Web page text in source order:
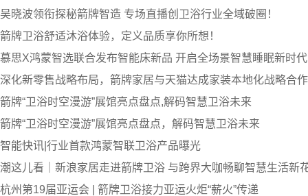
吴晓波领衔探秘箭牌智造 专场直播创卫浴行业全域破圈！
箭牌卫浴舒适沐浴体验，定义品质享你所想！
慕思X鸿蒙智选联合发布智能床新品 开启全场景智慧睡眠新时代
深化新零售战略布局，箭牌家居与天猫达成家装本地化战略合作
箭牌“卫浴时空漫游”展馆亮点盘点,解码智慧卫浴未来
箭牌“卫浴时空漫游”展馆亮点盘点，解码智慧卫浴未来
智能快讯|行业首款鸿蒙智联卫浴产品曝光
潮这儿看｜新浪家居走进箭牌卫浴 与跨界大咖畅聊智慧生活新
杭州第19届亚运会 | 箭牌卫浴接力亚运火炬“薪火”传递